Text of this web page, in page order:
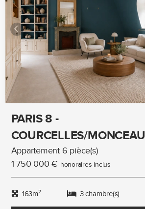
PARIS 8 -
COURCELLES/MONCEAU
Appartement 6 pièce(s)
1 750 000 € honoraires inclus
163m² 3 chambre(s)